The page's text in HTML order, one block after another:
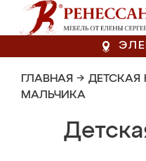
ГЛАВНАЯ → ДЕТСКАЯ
МАЛЬЧИКА